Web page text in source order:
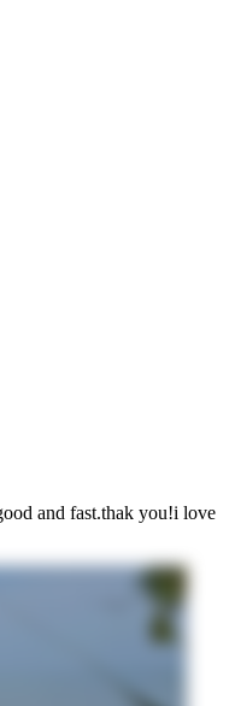
and fast.thak you!i love